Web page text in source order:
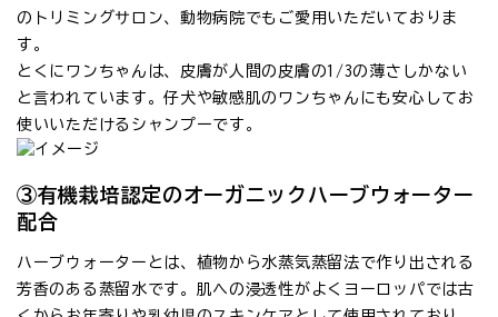
のトリミングサロン、動物病院でもご愛用いただいておりま
す。
とくにワンちゃんは、皮膚が人間の皮膚の1/3の薄さしかない
と言われています。仔犬や敏感肌のワンちゃんにも安心してお
使いいただけるシャンプーです。
③有機栽培認定のオーガニックハーブウォーター
配合
ハーブウォーターとは、植物から水蒸気蒸留法で作り出される
芳香のある蒸留水です。肌への浸透性がよくヨーロッパでは古